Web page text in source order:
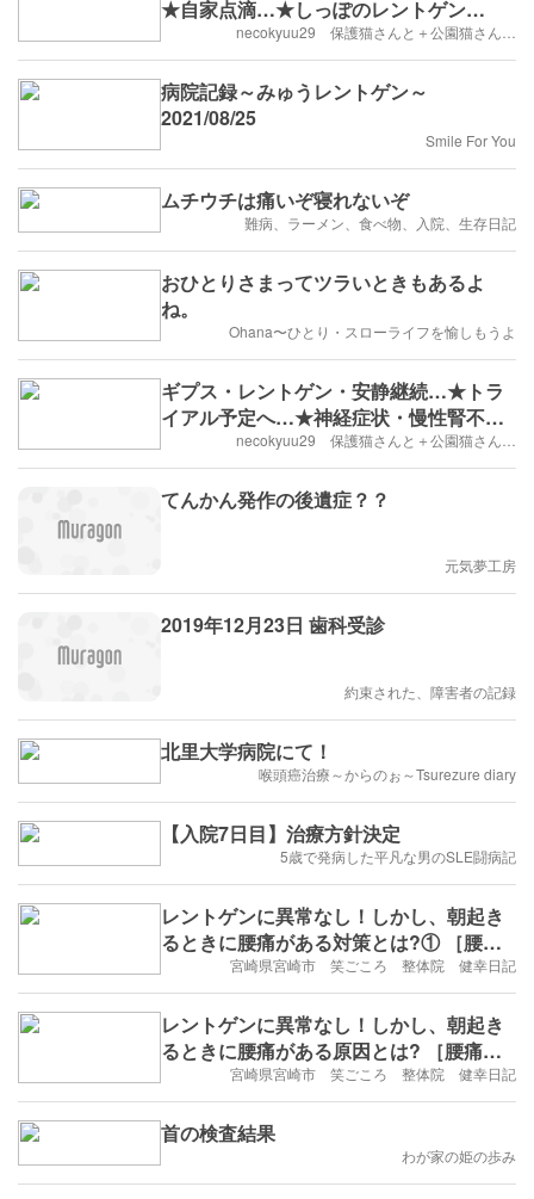
★自家点滴…★しっぽのレントゲン…
necokyuu29 保護猫さんと＋公園猫さん…
病院記録～みゅうレントゲン～
2021/08/25
Smile For You
ムチウチは痛いぞ寝れないぞ
難病、ラーメン、食べ物、入院、生存日記
おひとりさまってツラいときもあるよ
ね。
Ohana〜ひとり・スローライフを愉しもうよ
ギプス・レントゲン・安静継続…★トラ
イアル予定へ…★神経症状・慢性腎不
necokyuu29 保護猫さんと＋公園猫さん…
てんかん発作の後遺症？？
元気夢工房
2019年12月23日 歯科受診
約束された、障害者の記録
北里大学病院にて！
喉頭癌治療～からのぉ～Tsurezure diary
【入院7日目】治療方針決定
5歳で発病した平凡な男のSLE闘病記
レントゲンに異常なし！しかし、朝起き
るときに腰痛がある対策とは?① ［腰
痛、膝痛、未病専門 宮崎市 笑ごころ整体
院］
宮崎県宮崎市 笑ごころ 整体院 健幸日記
レントゲンに異常なし！しかし、朝起き
るときに腰痛がある原因とは? ［腰痛、
膝痛、未病専門 宮崎市 笑ごころ整体院］
宮崎県宮崎市 笑ごころ 整体院 健幸日記
首の検査結果
わが家の姫の歩み